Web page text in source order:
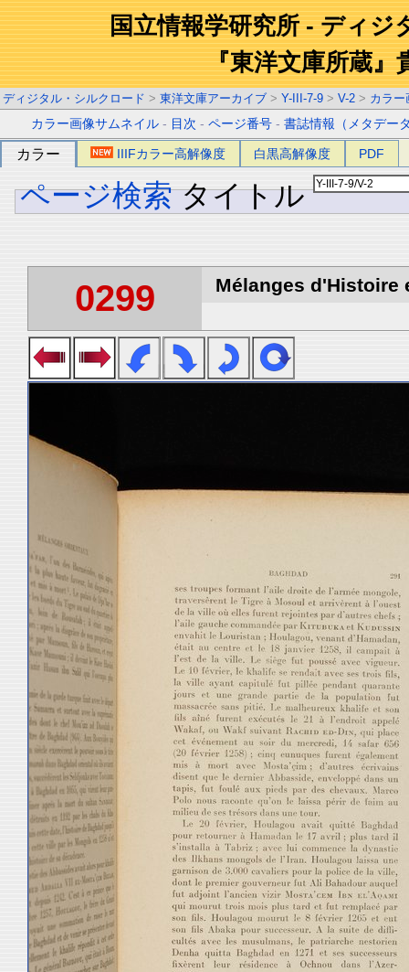
国立情報学研究所 - ディジ
『東洋文庫所蔵』
ディジタル・シルクロード > 東洋文庫アーカイブ > Y-III-7-9 > V-2 > カラー
カラー画像サムネイル - 目次 -ページ番号 -書誌情報（メタデー
カラー IIIFカラー高解像度 白黒高解像度 PDF
ページ検索 タイトル
0299 Mélanges d'Histoire